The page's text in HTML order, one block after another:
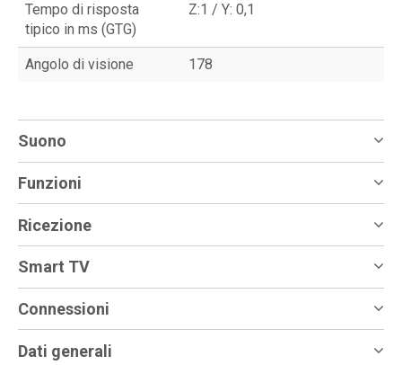
Tempo di risposta
tipico in ms (GTG)
Z:1 / Y: 0,1
Angolo di visione 178
Suono
Funzioni
Ricezione
Smart TV
Connessioni
Dati generali